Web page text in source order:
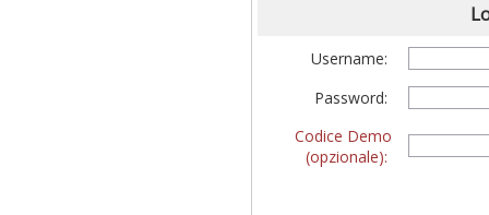
Username:
Password:
Codice Demo
(opzionale):